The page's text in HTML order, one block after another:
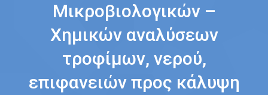
Μικροβιολογικών –
Χημικών αναλύσεων
τροφίμων, νερού,
επιφανειών προς κάλυψη